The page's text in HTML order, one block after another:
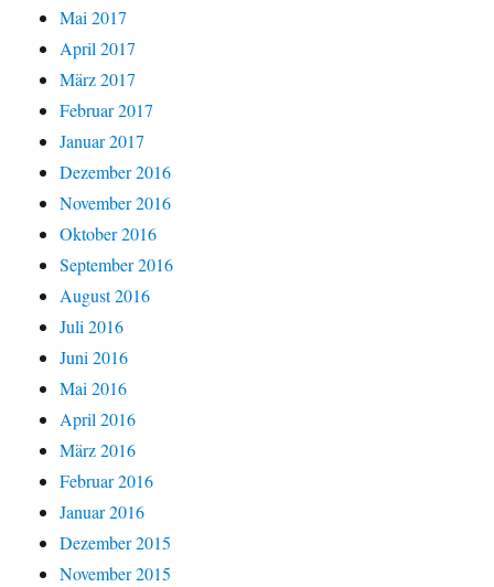
Mai 2017
April 2017
März 2017
Februar 2017
Januar 2017
Dezember 2016
November 2016
Oktober 2016
September 2016
August 2016
Juli 2016
Juni 2016
Mai 2016
April 2016
März 2016
Februar 2016
Januar 2016
Dezember 2015
November 2015